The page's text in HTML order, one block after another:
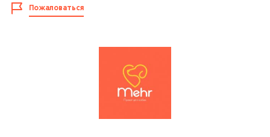
.')=
Пожаловаться